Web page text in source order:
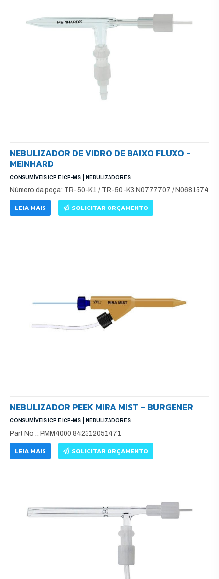
NEBULIZADOR DE VIDRO DE BAIXO FLUXO -
MEINHARD
CONSUMÍVEIS ICP E ICP-MS NEBULIZADORES
Número da peça: TR-50-K1 / TR-50-K3 N0777707 / N0681574
LEIA MAIS SOLICITAR ORÇAMENTO
NEBULIZADOR PEEK MIRA MIST - BURGENER
CONSUMÍVEIS ICP E ICP-MS NEBULIZADORES
Part No .: PMM4000 842312051471
LEIA MAIS SOLICITAR ORÇAMENTO